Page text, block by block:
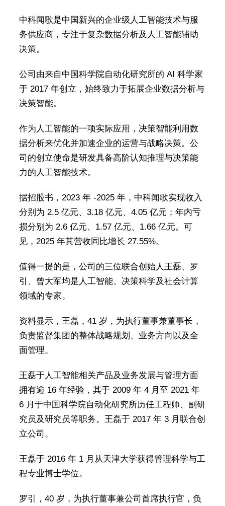
中科闻歌是中国新兴的企业级人工智能技术与服
务供应商，专注于复杂数据分析及人工智能辅助
决策。
公司由来自中国科学院自动化研究所的 AI 科学家
于 2017 年创立，始终致力于拓展企业数据分析与
决策智能。
作为人工智能的一项实际应用，决策智能利用数
据分析来优化并加速企业的运营与战略决策。公
司的创立使命是研发具备高阶认知推理与决策能
力的人工智能技术。
据招股书，2023 年 -2025 年，中科闻歌实现收入
分别为 2.5 亿元、3.18 亿元、4.05 亿元；年内亏
损分别为 2.6 亿元、1.57 亿元、1.66 亿元。可
见，2025 年其营收同比增长 27.55%。
值得一提的是，公司的三位联合创始人王磊、罗
引、曾大军均是人工智能、决策科学及社会计算
领域的专家。
资料显示，王磊，41 岁，为执行董事兼董事长，
负责监督集团的整体战略规划、业务方向以及全
面管理。
王磊于人工智能相关产品及业务发展与管理方面
拥有逾 16 年经验，其于 2009 年 4 月至 2021 年
6 月于中国科学院自动化研究所历任工程师、副研
究员及研究员等职务。王磊于 2017 年 3 月联合创
立公司。
王磊于 2016 年 1 月从天津大学获得管理科学与工
程专业博士学位。
罗引，40 岁，为执行董事兼公司首席执行官，负